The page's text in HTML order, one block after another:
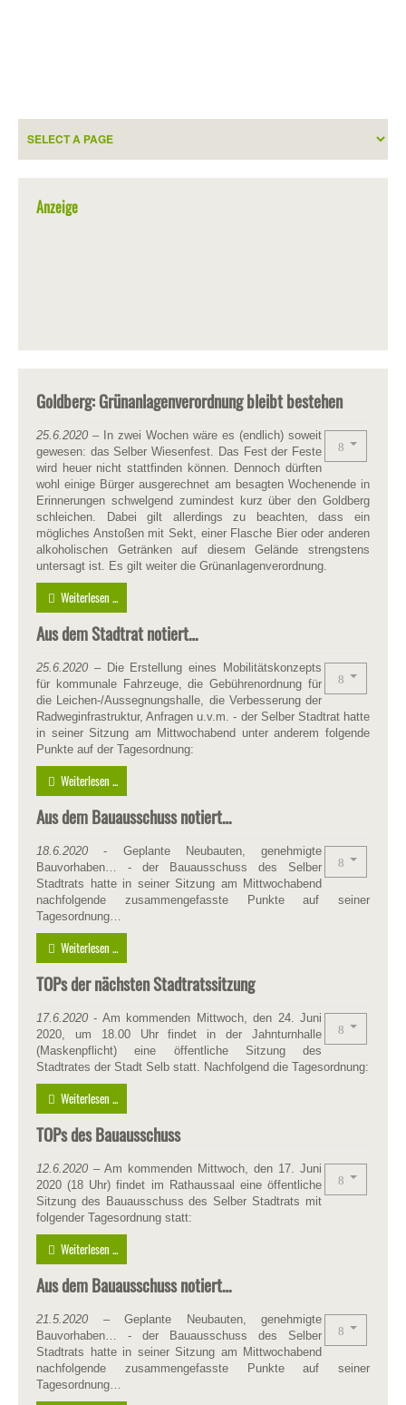
Anzeige
Goldberg: Grünanlagenverordnung bleibt bestehen
25.6.2020 – In zwei Wochen wäre es (endlich) soweit
gewesen: das Selber Wiesenfest. Das Fest der Feste
wird heuer nicht stattfinden können. Dennoch dürften
wohl einige Bürger ausgerechnet am besagten Wochenende in
Erinnerungen schwelgend zumindest kurz über den Goldberg
schleichen. Dabei gilt allerdings zu beachten, dass ein
mögliches Anstoßen mit Sekt, einer Flasche Bier oder anderen
alkoholischen Getränken auf diesem Gelände strengstens
untersagt ist. Es gilt weiter die Grünanlagenverordnung.
Weiterlesen ...
Aus dem Stadtrat notiert…
25.6.2020 – Die Erstellung eines Mobilitätskonzepts
für kommunale Fahrzeuge, die Gebührenordnung für
die Leichen-/Aussegnungshalle, die Verbesserung der
Radweginfrastruktur, Anfragen u.v.m. - der Selber Stadtrat hatte
in seiner Sitzung am Mittwochabend unter anderem folgende
Punkte auf der Tagesordnung:
Weiterlesen ...
Aus dem Bauausschuss notiert…
18.6.2020 - Geplante Neubauten, genehmigte
Bauvorhaben… - der Bauausschuss des Selber
Stadtrats hatte in seiner Sitzung am Mittwochabend
nachfolgende zusammengefasste Punkte auf seiner
Tagesordnung…
Weiterlesen ...
TOPs der nächsten Stadtratssitzung
17.6.2020 - Am kommenden Mittwoch, den 24. Juni
2020, um 18.00 Uhr findet in der Jahnturnhalle
(Maskenpflicht) eine öffentliche Sitzung des
Stadtrates der Stadt Selb statt. Nachfolgend die Tagesordnung:
Weiterlesen ...
TOPs des Bauausschuss
12.6.2020 – Am kommenden Mittwoch, den 17. Juni
2020 (18 Uhr) findet im Rathaussaal eine öffentliche
Sitzung des Bauausschuss des Selber Stadtrats mit
folgender Tagesordnung statt:
Weiterlesen ...
Aus dem Bauausschuss notiert…
21.5.2020 – Geplante Neubauten, genehmigte
Bauvorhaben… - der Bauausschuss des Selber
Stadtrats hatte in seiner Sitzung am Mittwochabend
nachfolgende zusammengefasste Punkte auf seiner
Tagesordnung…